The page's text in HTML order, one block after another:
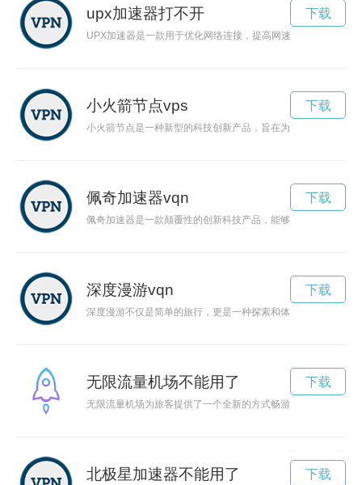
upx加速器打不开
UPX加速器是一款用于优化网络连接，提高网速稳定性的工具
下载
小火箭节点vps
小火箭节点是一种新型的科技创新产品，旨在为用户提供更快
下载
佩奇加速器vqn
佩奇加速器是一款颠覆性的创新科技产品，能够高效加速电子
下载
深度漫游vqn
深度漫游不仅是简单的旅行，更是一种探索和体验生活的方式
下载
无限流量机场不能用了
无限流量机场为旅客提供了一个全新的方式畅游网络世界，使旅
下载
北极星加速器不能用了 下载